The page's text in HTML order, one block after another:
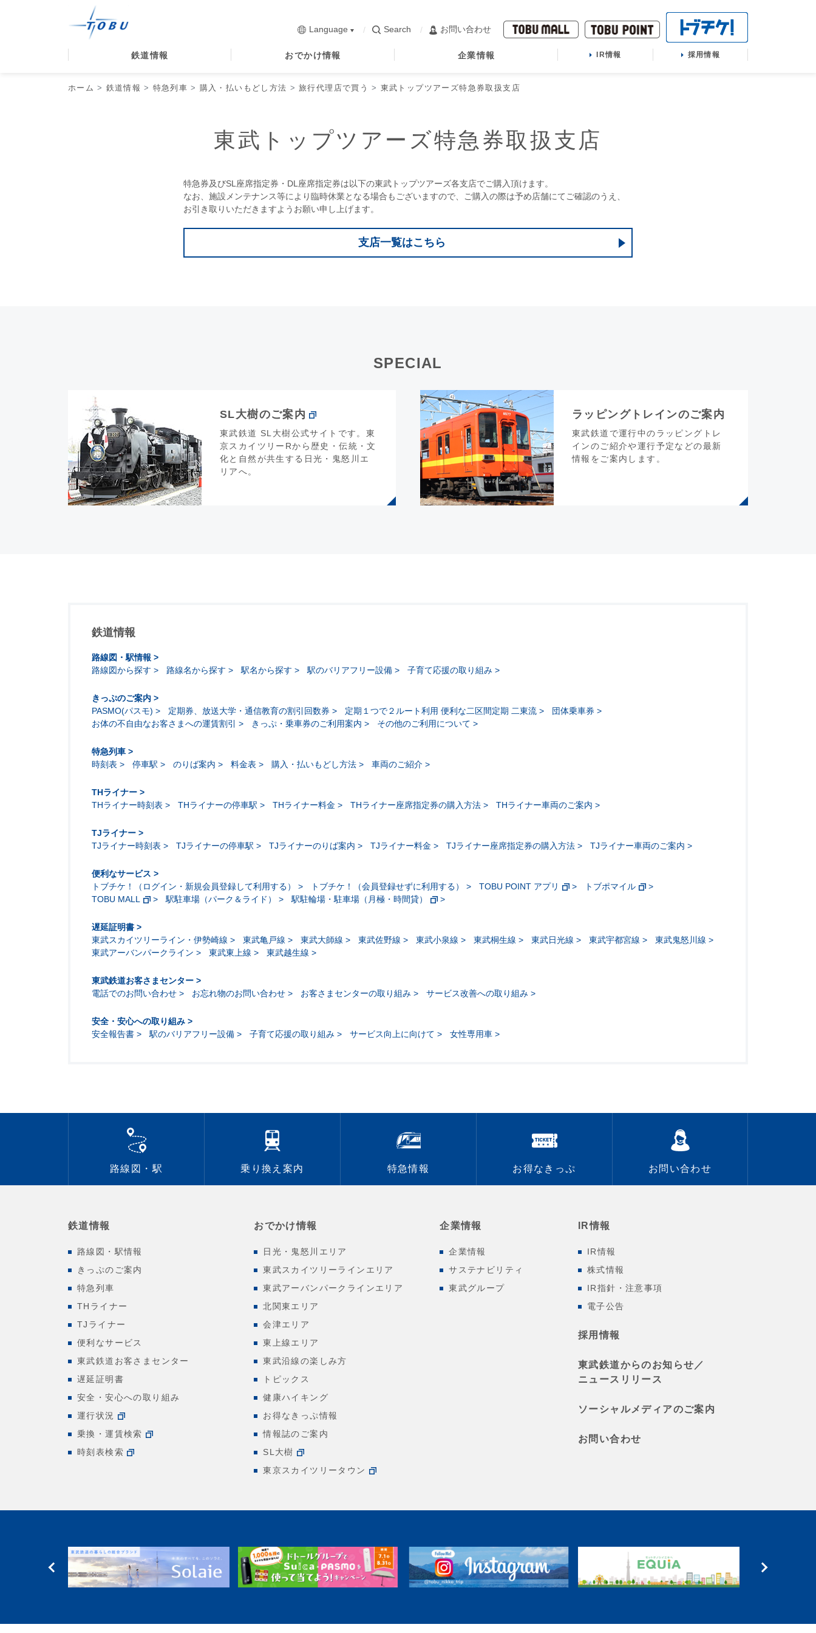
鉄道情報 おでかけ情報 企業情報 IR情報 採用情報
Language Search お問い合わせ
ホーム 鉄道情報 特急列車 購入・払いもどし方法 旅行代理店で買う 東武トップツアーズ特急券取扱支店
東武トップツアーズ特急券取扱支店
特急券及びSL座席指定券・DL座席指定券は以下の東武トップツアーズ各支店でご購入頂けます。
なお、施設メンテナンス等により臨時休業となる場合もございますので、ご購入の際は予め店舗にてご確認のうえ、
お引き取りいただきますようお願い申し上げます。
支店一覧はこちら
SPECIAL
SL大樹のご案内
東武鉄道 SL大樹公式サイトです。東
京スカイツリーRから歴史・伝統・文
化と自然が共生する日光・鬼怒川エ
リアへ。
ラッピングトレインのご案内
東武鉄道で運行中のラッピングトレ
インのご紹介や運行予定などの最新
情報をご案内します。
鉄道情報
路線図・駅情報
路線図から探す
路線名から探す 駅名から探す 駅のバリアフリー設備 子育て応援の取り組み
きっぷのご案内
PASMO(パスモ)
定期券、放送大学・通信教育の割引回数券 定期１つで２ルート利用 便利な二区間定期 二東流
団体乗車券
お体の不自由なお客さまへの運賃割引
きっぷ・乗車券のご利用案内 その他のご利用について
特急列車
時刻表
停車駅 のりば案内 料金表 購入・払いもどし方法 車両のご紹介
THライナー
THライナー時刻表
THライナーの停車駅 THライナー料金 THライナー座席指定券の購入方法 THライナー車両のご案内
TJライナー
TJライナー時刻表
TJライナーの停車駅 TJライナーのりば案内 TJライナー料金 TJライナー座席指定券の購入方法 TJライナー車両のご案内
便利なサービス
トブチケ！（ログイン・新規会員登録して利用する）
トブチケ！（会員登録せずに利用する） TOBU POINT アプリ
トブポマイル
TOBU MALL
駅駐車場（パーク＆ライド） 駅駐輪場・駐車場（月極・時間貸）
遅延証明書
東武スカイツリーライン・伊勢崎線
東武亀戸線 東武大師線 東武佐野線 東武小泉線 東武桐生線 東武日光線 東武宇都宮線
東武鬼怒川線
東武アーバンパークライン
東武東上線 東武越生線
東武鉄道お客さまセンター
電話でのお問い合わせ
お忘れ物のお問い合わせ お客さまセンターの取り組み サービス改善への取り組み
安全・安心への取り組み
安全報告書
駅のバリアフリー設備 子育て応援の取り組み サービス向上に向けて 女性専用車
路線図・駅 乗り換え案内 特急情報 お得なきっぷ お問い合わせ
鉄道情報
路線図・駅情報
きっぷのご案内
特急列車
THライナー
TJライナー
便利なサービス
東武鉄道お客さまセンター
遅延証明書
安全・安心への取り組み
運行状況
乗換・運賃検索
時刻表検索
おでかけ情報
日光・鬼怒川エリア
東武スカイツリーラインエリア
東武アーバンパークラインエリア
北関東エリア
会津エリア
東上線エリア
東武沿線の楽しみ方
トピックス
健康ハイキング
お得なきっぷ情報
情報誌のご案内
SL大樹
東京スカイツリータウン
企業情報
企業情報
サステナビリティ
東武グループ
IR情報
IR情報
株式情報
IR指針・注意事項
電子公告
採用情報
東武鉄道からのお知らせ／
ニュースリリース
ソーシャルメディアのご案内
お問い合わせ